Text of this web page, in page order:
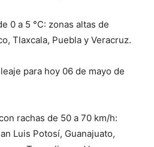
0 a 5 °C: zonas altas de
Tlaxcala, Puebla y Veracruz.
para hoy 06 de mayo de
rachas de 50 a 70 km/h:
Luis Potosí, Guanajuato,